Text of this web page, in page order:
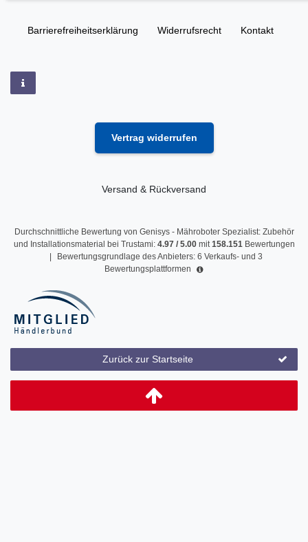
Barrierefreiheitserklärung Widerrufs­recht Kontakt
Vertrag widerrufen
Versand & Rückversand
Durchschnittliche Bewertung von Genisys - Mähroboter Spezialist: Zubehör
und Installationsmaterial bei Trustami: 4.97/ 5.00mit158.151 Bewertungen
|
Bewertungsgrundlage des Anbieters: 6 Verkaufs- und 3
Bewertungsplattformen
Zurück zur Startseite